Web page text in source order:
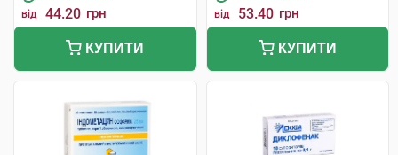
від 44.20 грн
КУПИТИ
від 53.40 грн
КУПИТИ